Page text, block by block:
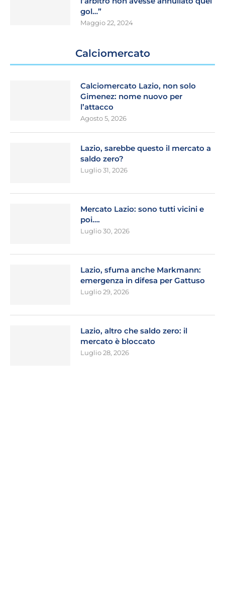
gol…”
Maggio 22, 2024
Calciomercato
Calciomercato Lazio, non solo
Gimenez: nome nuovo per
l’attacco
Agosto 5, 2026
Lazio, sarebbe questo il mercato a
saldo zero?
Luglio 31, 2026
Mercato Lazio: sono tutti vicini e
poi….
Luglio 30, 2026
Lazio, sfuma anche Markmann:
emergenza in difesa per Gattuso
Luglio 29, 2026
Lazio, altro che saldo zero: il
mercato è bloccato
Luglio 28, 2026